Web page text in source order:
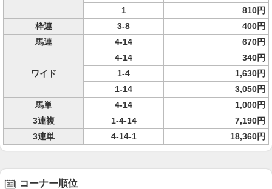
1
810円
枠連
3-8
400円
馬連
4-14 670円
ワイド
4-14
340円
1-4
1,630円
1-14
3,050円
馬単
4-14
1,000円
3連複
1-4-14
7,190円
3連単
4-14-1 18,360円
コーナー順位